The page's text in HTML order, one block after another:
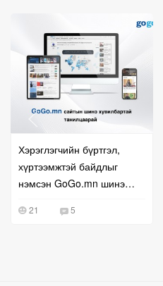
Хэрэглэгчийн бүртгэл,
хүртээмжтэй байдлыг
нэмсэн GoGo.mn шинэ
байна
21 5